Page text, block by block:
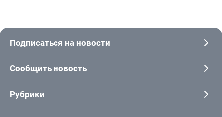
Подписаться на новости
Сообщить новость
Рубрики